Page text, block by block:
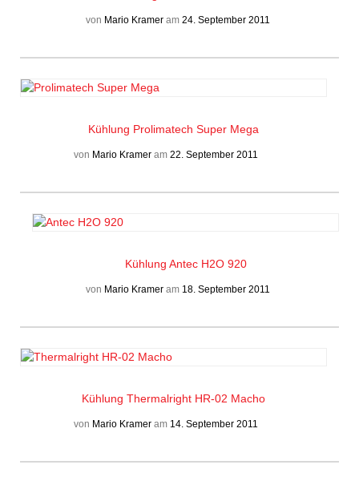
von Mario Krameram 24. September 2011
Kühlung Prolimatech Super Mega
von Mario Krameram 22. September 2011
Kühlung Antec H2O 920
von Mario Krameram 18. September 2011
Kühlung Thermalright HR-02 Macho
von Mario Krameram 14. September 2011